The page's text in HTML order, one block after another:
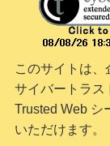
このサイトは、
サイバートラス
Trusted Web シ
いただけます。